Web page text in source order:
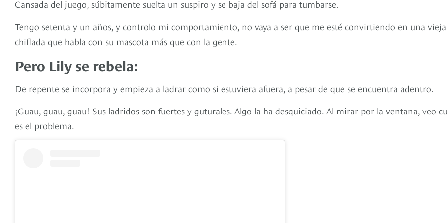
Cansada del juego, súbitamente suelta un suspiro y se baja del sofá para tumbarse.
Tengo setenta y un años, y controlo mi comportamiento, no vaya a ser que me esté convirtiendo en una vieja
chiflada que habla con su mascota más que con la gente.
Pero Lily se rebela:
De repente se incorpora y empieza a ladrar como si estuviera afuera, a pesar de que se encuentra adentro.
¡Guau, guau, guau! Sus ladridos son fuertes y guturales. Algo la ha desquiciado. Al mirar por la ventana, veo
es el problema.